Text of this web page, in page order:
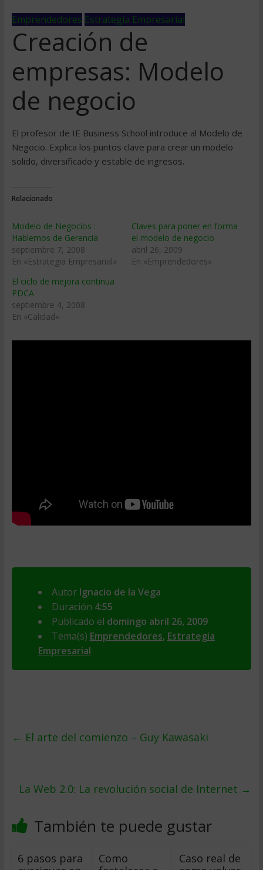
Emprendedores Estrategia Empresarial
Creación de
empresas: Modelo
de negocio
El profesor de IE Business School introduce al Modelo de
Negocio. Explica los puntos clave para crear un modelo
solido, diversificado y estable de ingresos.
Relacionado
Modelo de Negocios :
Hablemos de Gerencia
septiembre 7, 2008
En «Estrategia Empresarial»
Claves para poner en forma
el modelo de negocio
abril 26, 2009
En «Emprendedores»
El ciclo de mejora continua
PDCA
septiembre 4, 2008
En «Calidad»
Autor Ignacio de la Vega
Duración 4:55
Publicado el domingo abril 26, 2009
Tema(s) Emprendedores, Estrategia
Empresarial
← El arte del comienzo – Guy Kawasaki
La Web 2.0: La revolución social de Internet →
También te puede gustar
6 pasos para
Como
Caso real de